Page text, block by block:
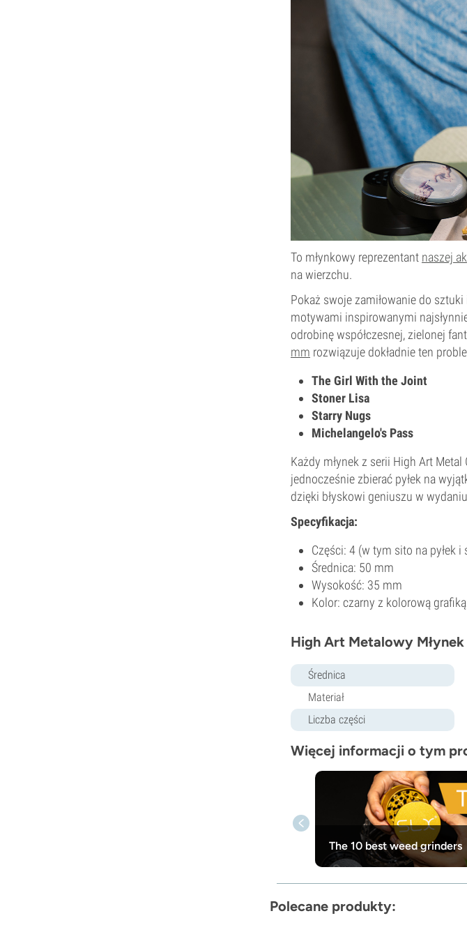
To młynkowy reprezentant naszej
na wierzchu.
Pokaż swoje zamiłowanie do
motywami inspirowanymi
odrobinę współczesnej, zielonej
mm rozwiązuje dokładnie ten
The Girl With the Joint
Stoner Lisa
Starry Nugs
Michelangelo's Pass
Każdy młynek z serii High Art
jednocześnie zbierać pyłek na
dzięki błyskowi geniuszu w
Specyfikacja:
Części: 4 (w tym sito na pyłek i
Średnica: 50 mm
Wysokość: 35 mm
Kolor: czarny z kolorową grafiką
High Art Metalowy
Średnica
Materiał
Liczba części
Więcej informacji o tym
The 10 best weed grinders
Polecane produkty: